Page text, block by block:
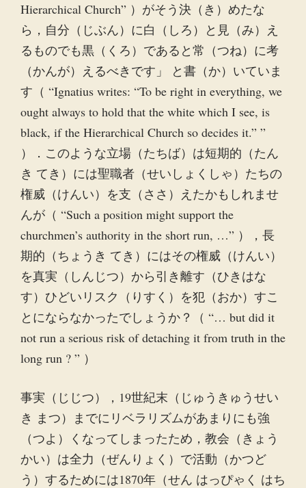
Hierarchical Church” ）がそう決（き）めたな
ら，自分（じぶん）に白（しろ）と見（み）え
るものでも黒（くろ）であると常（つね）に考
（かんが）えるべきです」 と書（か）いていま
す（ “Ignatius writes: “To be right in everything, we
ought always to hold that the white which I see, is
black, if the Hierarchical Church so decides it.” ”
）．このような立場（たちば）は短期的（たん
き てき）には聖職者（せいしょくしゃ）たちの
権威（けんい）を支（ささ）えたかもしれませ
んが（ “Such a position might support the
churchmen’s authority in the short run, …” ），長
期的（ちょうき てき）にはその権威（けんい）
を真実（しんじつ）から引き離す（ひきはな
す）ひどいリスク（りすく）を犯（おか）すこ
とにならなかったでしょうか？（ “… but did it
not run a serious risk of detaching it from truth in the
long run ? ” ）
事実（じじつ），19世紀末（じゅうきゅうせい
き まつ）までにリベラリズムがあまりにも強
（つよ）くなってしまったため，教会（きょう
かい）は全力（ぜんりょく）で活動（かつど
う）するためには1870年（せん はっぴゃく はち